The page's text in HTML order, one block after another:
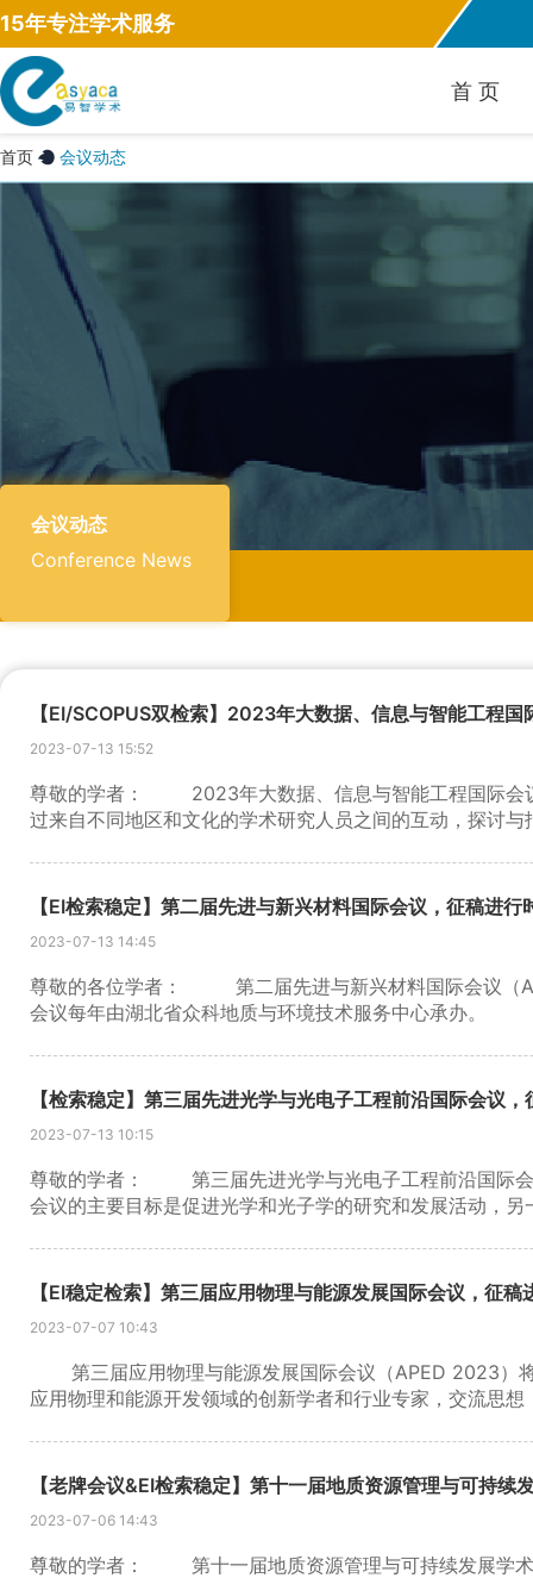
15年专注学术服务
首 页
首页 会议动态
会议动态
Conference News
【EI/SCOPUS双检索】2023年大数据、信息与智能工程
2023-07-13 15:52
尊敬的学者： 2023年大数据、信息与智能工程国际会
过来自不同地区和文化的学术研究人员之间的互动，探讨
数据、信息工程和智能工程相关的所有主题的论文和摘
稿论文的海报展示。 截稿日期 ：2023 年 9 月 10 日
格的审稿之后，所有被接受的论文将作为会议论文发表
合适的SCI期刊 如下： Journal 1: Computer
IF=1.593） 期刊2：科学规划（ISSN:1058-9244，
IF=2.679） 期刊4：传感器（ISSN： 1424-8220，
【EI检索稳定】第二届先进与新兴材料国际会议，征稿进行
2023-07-13 14:45
尊敬的各位学者： 第二届先进与新兴材料国际会议（
会议每年由湖北省众科地质与环境技术服务中心承办。
讲者和常规演讲者。欢迎将论文全文投稿至 EI 和
信息： 1. 会议论文集发表 所有发表在 会议论文集
行索引。对于每篇被接受的论文，至少有一位作者
期刊发表论文而不考虑会议论文集的作者，请按期刊要求
述完整论文模板了解基本布局和格式。 更多信息可在
【检索稳定】第三届先进光学与光电子工程前沿国际会议
2023-07-13 10:15
尊敬的学者： 第三届先进光学与光电子工程前沿国际
会议的主要目标是促进光学和光子学的研究和发展活动，
被 EI 检索。ISSN：1742-6596。AOPR 2022 已提交给
(JPCS) 发表。AOPR 2021已被EI检索。 更多信息
【EI稳定检索】第三届应用物理与能源发展国际会议，征稿
2023-07-07 10:43
第三届应用物理与能源发展国际会议（APED 2023）
应用物理和能源开发领域的创新学者和行业专家，交流
《2022APED》已发表在《物理学杂志：会议系列》
给合适的SCI期刊 APED 2021 会议论文集已在线
在 APED 2023 查看。
2023-07-06 14:43
尊敬的学者： 第十一届地质资源管理与可持续发展学术